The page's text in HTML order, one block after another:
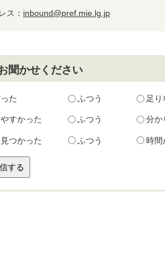
ス： inbound@pref.mie.lg.jp
聞かせください
た ふつう 足り
すかった ふつう 分か
つかった ふつう 時間